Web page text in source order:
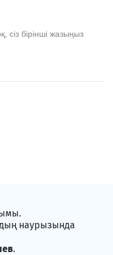
сіз бірінші жазыңыз
наурызында
.